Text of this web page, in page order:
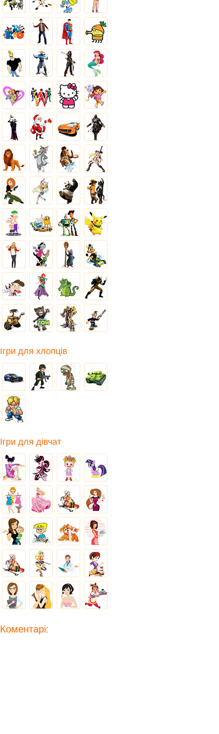
Ігри для хлопців
Ігри для дівчат
Коментарі: